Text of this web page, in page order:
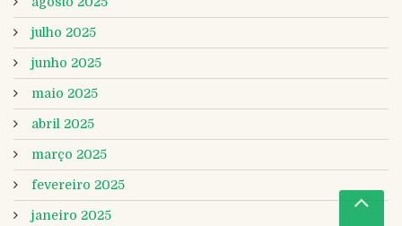
julho 2025
junho 2025
maio 2025
abril 2025
março 2025
fevereiro 2025
janeiro 2025